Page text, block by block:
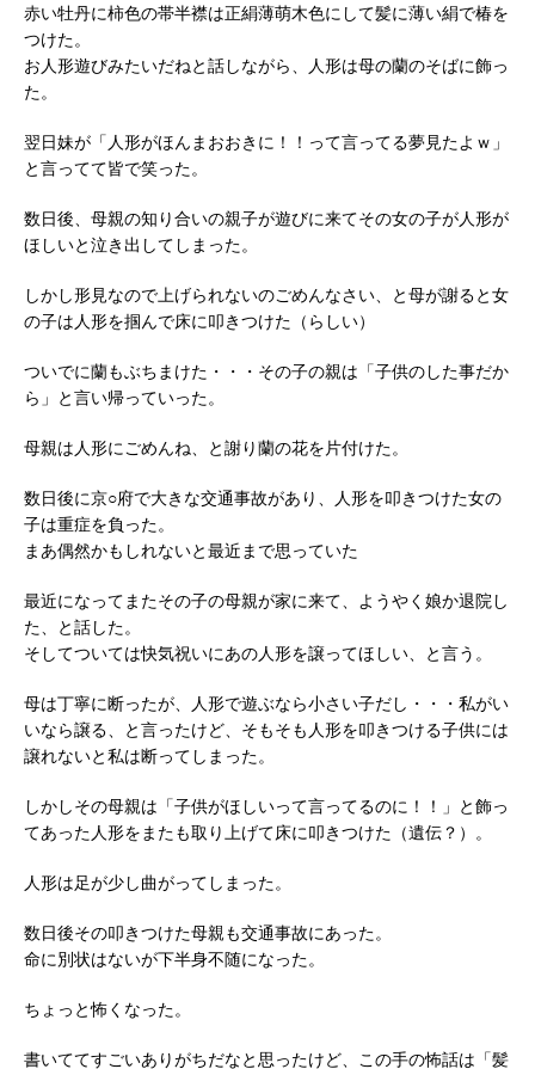
赤い牡丹に柿色の帯半襟は正絹薄萌木色にして髪に薄い絹で椿を
つけた。
お人形遊びみたいだねと話しながら、人形は母の蘭のそばに飾っ
た。
翌日妹が「人形がほんまおおきに！！って言ってる夢見たよｗ」
と言ってて皆で笑った。
数日後、母親の知り合いの親子が遊びに来てその女の子が人形が
ほしいと泣き出してしまった。
しかし形見なので上げられないのごめんなさい、と母が謝ると女
の子は人形を掴んで床に叩きつけた（らしい）
ついでに蘭もぶちまけた・・・その子の親は「子供のした事だか
ら」と言い帰っていった。
母親は人形にごめんね、と謝り蘭の花を片付けた。
数日後に京○府で大きな交通事故があり、人形を叩きつけた女の
子は重症を負った。
まあ偶然かもしれないと最近まで思っていた
最近になってまたその子の母親が家に来て、ようやく娘か退院し
た、と話した。
そしてついては快気祝いにあの人形を譲ってほしい、と言う。
母は丁寧に断ったが、人形で遊ぶなら小さい子だし・・・私がい
いなら譲る、と言ったけど、そもそも人形を叩きつける子供には
譲れないと私は断ってしまった。
しかしその母親は「子供がほしいって言ってるのに！！」と飾っ
てあった人形をまたも取り上げて床に叩きつけた（遺伝？）。
人形は足が少し曲がってしまった。
数日後その叩きつけた母親も交通事故にあった。
命に別状はないが下半身不随になった。
ちょっと怖くなった。
書いててすごいありがちだなと思ったけど、この手の怖話は「髪